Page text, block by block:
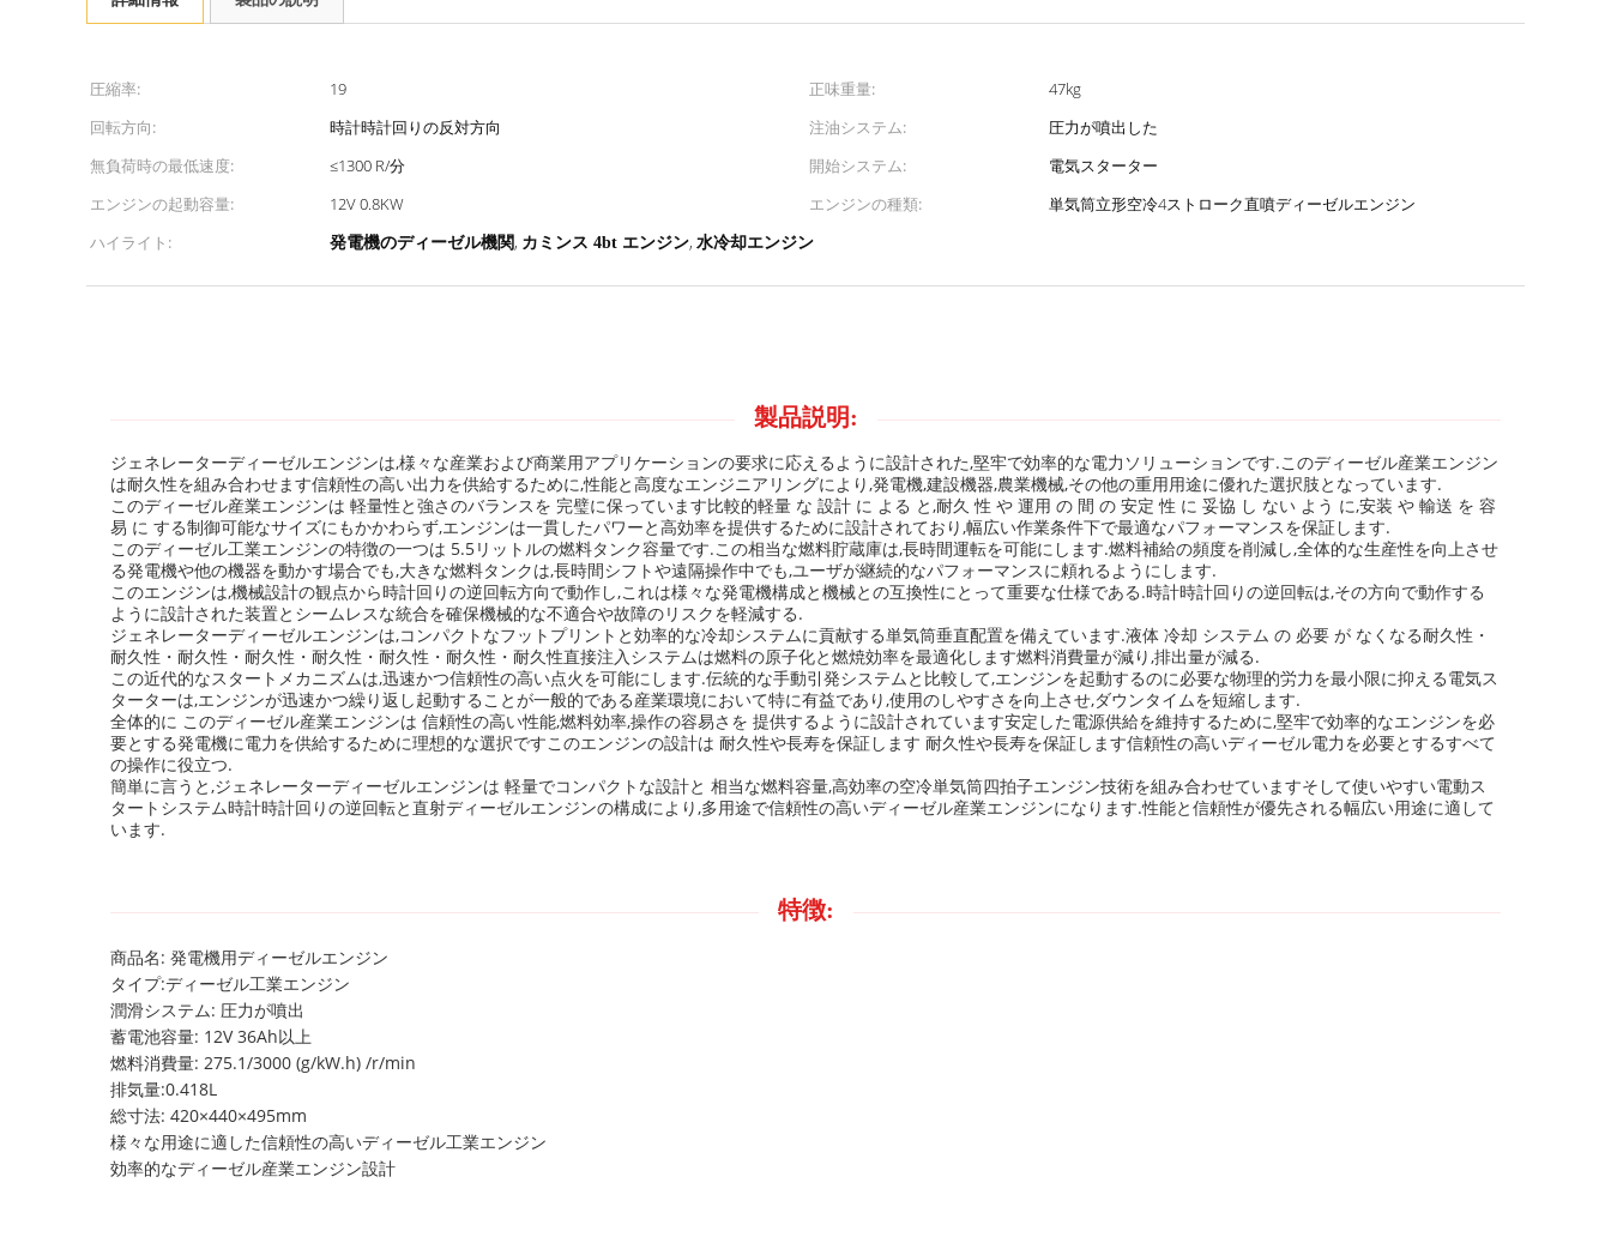
圧縮率: 19 正味重量:
47kg
回転方向:
時計時計回りの反対方向 注油システム:
圧力が噴出した
無負荷時の最低速度:
≤1300 R/分 開始システム:
電気スターター
エンジンの起動容量:
12V 0.8KW エンジンの種類:
単気筒立形空冷4ストローク直噴ディーゼルエンジン
ハイライト:
発電機のディーゼル機関, カミンス 4bt エンジン, 水冷却エンジン
製品説明:
ジェネレーターディーゼルエンジンは,様々な産業および商業用アプリケーションの要求に応えるように設計された,堅牢で効率的な電力ソリューションです.このディーゼル産業エンジン
は耐久性を組み合わせます信頼性の高い出力を供給するために,性能と高度なエンジニアリングにより,発電機,建設機器,農業機械,その他の重用用途に優れた選択肢となっています.
このディーゼル産業エンジンは 軽量性と強さのバランスを 完璧に保っています比較的軽量 な 設計 に よる と,耐久 性 や 運用 の 間 の 安定 性 に 妥協 し ない よう に,安装 や 輸送 を 容
易 に する制御可能なサイズにもかかわらず,エンジンは一貫したパワーと高効率を提供するために設計されており,幅広い作業条件下で最適なパフォーマンスを保証します.
このディーゼル工業エンジンの特徴の一つは 5.5リットルの燃料タンク容量です.この相当な燃料貯蔵庫は,長時間運転を可能にします.燃料補給の頻度を削減し,全体的な生産性を向上させ
る発電機や他の機器を動かす場合でも,大きな燃料タンクは,長時間シフトや遠隔操作中でも,ユーザが継続的なパフォーマンスに頼れるようにします.
このエンジンは,機械設計の観点から時計回りの逆回転方向で動作し,これは様々な発電機構成と機械との互換性にとって重要な仕様である.時計時計回りの逆回転は,その方向で動作する
ように設計された装置とシームレスな統合を確保機械的な不適合や故障のリスクを軽減する.
ジェネレーターディーゼルエンジンは,コンパクトなフットプリントと効率的な冷却システムに貢献する単気筒垂直配置を備えています.液体 冷却 システム の 必要 が なくなる耐久性・
耐久性・耐久性・耐久性・耐久性・耐久性・耐久性・耐久性直接注入システムは燃料の原子化と燃焼効率を最適化します燃料消費量が減り,排出量が減る.
この近代的なスタートメカニズムは,迅速かつ信頼性の高い点火を可能にします.伝統的な手動引発システムと比較して,エンジンを起動するのに必要な物理的労力を最小限に抑える電気ス
ターターは,エンジンが迅速かつ繰り返し起動することが一般的である産業環境において特に有益であり,使用のしやすさを向上させ,ダウンタイムを短縮します.
全体的に このディーゼル産業エンジンは 信頼性の高い性能,燃料効率,操作の容易さを 提供するように設計されています安定した電源供給を維持するために,堅牢で効率的なエンジンを必
要とする発電機に電力を供給するために理想的な選択ですこのエンジンの設計は 耐久性や長寿を保証します 耐久性や長寿を保証します信頼性の高いディーゼル電力を必要とするすべて
の操作に役立つ.
簡単に言うと,ジェネレーターディーゼルエンジンは 軽量でコンパクトな設計と 相当な燃料容量,高効率の空冷単気筒四拍子エンジン技術を組み合わせていますそして使いやすい電動ス
タートシステム時計時計回りの逆回転と直射ディーゼルエンジンの構成により,多用途で信頼性の高いディーゼル産業エンジンになります.性能と信頼性が優先される幅広い用途に適して
います.
特徴:
商品名: 発電機用ディーゼルエンジン
タイプ:ディーゼル工業エンジン
潤滑システム: 圧力が噴出
蓄電池容量: 12V 36Ah以上
燃料消費量: 275.1/3000 (g/kW.h) /r/min
排気量:0.418L
総寸法: 420×440×495mm
様々な用途に適した信頼性の高いディーゼル工業エンジン
効率的なディーゼル産業エンジン設計